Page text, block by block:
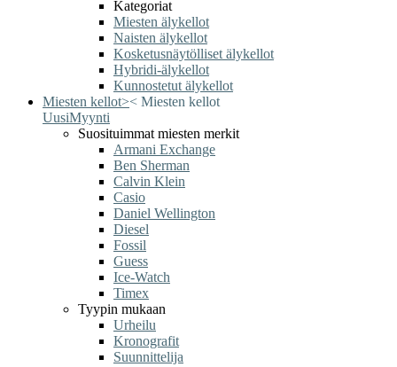
Kategoriat
Miesten älykellot
Naisten älykellot
Kosketusnäytölliset älykellot
Hybridi-älykellot
Kunnostetut älykellot
Miesten kellot>< Miesten kellot
UusiMyynti
Suosituimmat miesten merkit
Armani Exchange
Ben Sherman
Calvin Klein
Casio
Daniel Wellington
Diesel
Fossil
Guess
Ice-Watch
Timex
Tyypin mukaan
Urheilu
Kronografit
Suunnittelija